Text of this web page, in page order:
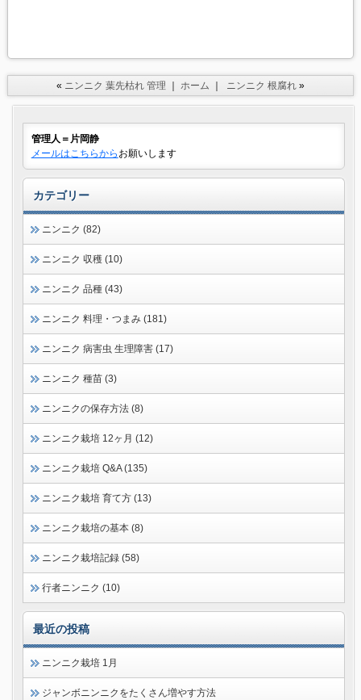
« ニンニク 葉先枯れ 管理 ホーム ニンニク 根腐れ»
管理人＝片岡静
メールはこちらから お願いします
カテゴリー
ニンニク (82)
ニンニク 収穫 (10)
ニンニク 品種 (43)
ニンニク 料理・つまみ (181)
ニンニク 病害虫 生理障害 (17)
ニンニク 種苗 (3)
ニンニクの保存方法 (8)
ニンニク栽培 12ヶ月 (12)
ニンニク栽培 Q&A (135)
ニンニク栽培 育て方 (13)
ニンニク栽培の基本 (8)
ニンニク栽培記録 (58)
行者ニンニク (10)
最近の投稿
ニンニク栽培 1月
ジャンボニンニクをたくさん増やす方法